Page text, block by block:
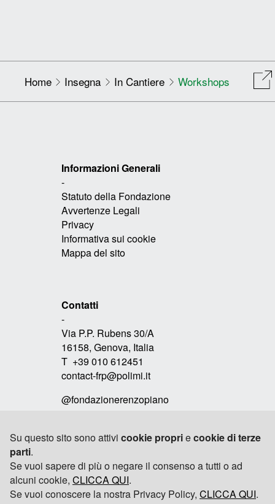
Home Insegna In Cantiere Workshops
Informazioni Generali
-
Statuto della Fondazione
Avvertenze Legali
Privacy
Informativa sui cookie
Mappa del sito
Contatti
-
Via P.P. Rubens 30/A
16158, Genova, Italia
T +39 010 612451
contact-frp@polimi.it
@fondazionerenzopiano
-
RPBW
Su questo sito sono attivi cookie propriecookie di terze
parti.
Se vuoi sapere di più o negare il consenso a tutti o ad
alcuni cookie, CLICCA QUI.
Se vuoi conoscere la nostra Privacy Policy, CLICCA QUI.